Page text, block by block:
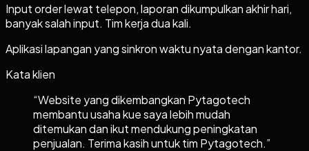
Input order lewat telepon, laporan dikumpulkan akhir hari,
banyak salah input. Tim kerja dua kali.
Aplikasi lapangan yang sinkron waktu nyata dengan kantor.
Kata klien
“Website yang dikembangkan Pytagotech
membantu usaha kue saya lebih mudah
ditemukan dan ikut mendukung peningkatan
penjualan. Terima kasih untuk tim Pytagotech.”